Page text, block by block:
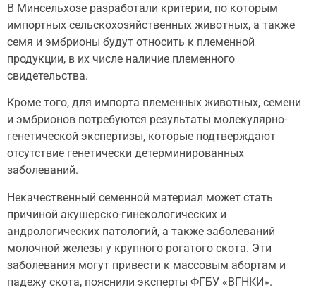
В Минсельхозе разработали критерии, по которым
импортных сельскохозяйственных животных, а также
семя и эмбрионы будут относить к племенной
продукции, в их числе наличие племенного
свидетельства.
Кроме того, для импорта племенных животных, семени
и эмбрионов потребуются результаты молекулярно-
генетической экспертизы, которые подтверждают
отсутствие генетически детерминированных
заболеваний.
Некачественный семенной материал может стать
причиной акушерско-гинекологических и
андрологических патологий, а также заболеваний
молочной железы у крупного рогатого скота. Эти
заболевания могут привести к массовым абортам и
падежу скота, пояснили эксперты ФГБУ «ВГНКИ».